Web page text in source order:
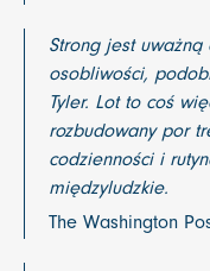
Strong jest
osobliwości,
Tyler. Lot to coś
rozbudowany por
codzienności i
międzyludzkie.
The Washington